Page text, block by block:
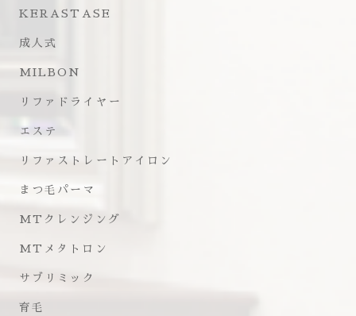
KERASTASE
成人式
MILBON
リファドライヤー
エステ
リファストレートアイロン
まつ毛パーマ
MTクレンジング
MTメタトロン
サブリミック
育毛